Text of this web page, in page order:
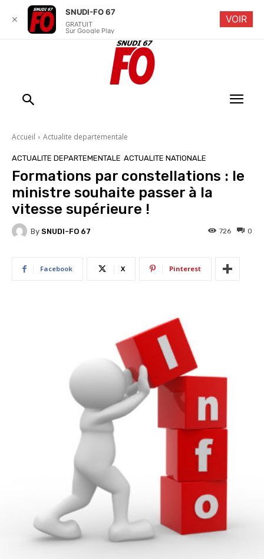
Accueil Actualite departementale
ACTUALITE DEPARTEMENTALE ACTUALITE NATIONALE
Formations par constellations : le
ministre souhaite passer à la
vitesse supérieure !
By SNUDI-FO 67 0
726
Facebook X Pinterest
✕
SNUDI-FO 67
GRATUIT
Sur Google Play
VOIR